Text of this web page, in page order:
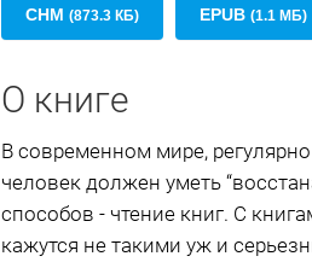
CHM (873.3 КБ) EPUB (1.1 МБ)
О книге
В современном мире,
человек должен уметь
способов - чтение книг. С
кажутся не такими уж и